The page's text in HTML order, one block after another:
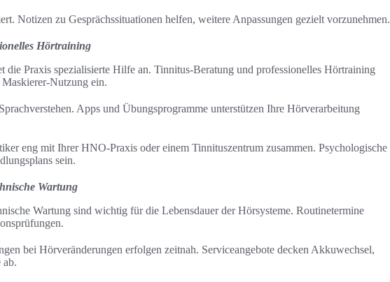
Notizen zu Gesprächssituationen helfen, weitere Anpassungen gezielt vorzunehmen.
Hörtraining
die Praxis spezialisierte Hilfe an. Tinnitus-Beratung und professionelles Hörtraining
Nutzung ein.
Apps und Übungsprogramme unterstützen Ihre Hörverarbeitung
eng mit Ihrer HNO-Praxis oder einem Tinnituszentrum zusammen. Psychologische
sein.
Wartung
Wartung sind wichtig für die Lebensdauer der Hörsysteme. Routinetermine
bei Hörveränderungen erfolgen zeitnah. Serviceangebote decken Akkuwechsel,
ab.